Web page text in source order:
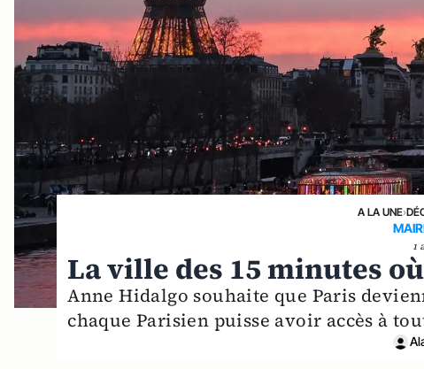
A LA UNE›
1
La ville des 15 minutes
Anne Hidalgo souhaite que Paris
chaque Parisien puisse avoir accès à